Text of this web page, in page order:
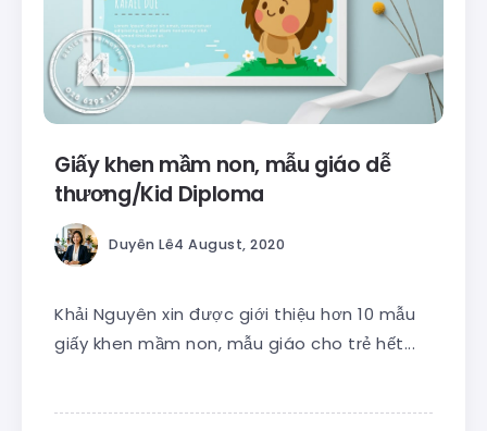
Giấy khen mầm non, mẫu giáo dễ
thương/Kid Diploma
Duyên Lê4 August, 2020
Khải Nguyên xin được giới thiệu hơn 10 mẫu
giấy khen mầm non, mẫu giáo cho trẻ hết...